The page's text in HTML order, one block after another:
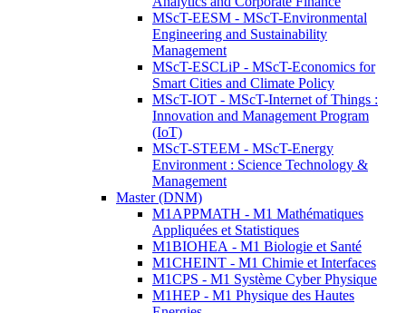
MScT-EESM - MScT-Environmental
Engineering and Sustainability
Management
MScT-ESCLiP - MScT-Economics for
Smart Cities and Climate Policy
MScT-IOT - MScT-Internet of Things :
Innovation and Management Program
(IoT)
MScT-STEEM - MScT-Energy
Environment : Science Technology &
Management
Master (DNM)
M1APPMATH - M1 Mathématiques
Appliquées et Statistiques
M1BIOHEA - M1 Biologie et Santé
M1CHEINT - M1 Chimie et Interfaces
M1CPS - M1 Système Cyber Physique
M1HEP - M1 Physique des Hautes